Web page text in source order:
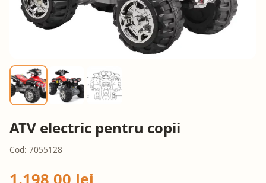
ATV electric pentru copii
Cod: 7055128